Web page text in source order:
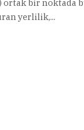
bir noktada
yerlilik,...